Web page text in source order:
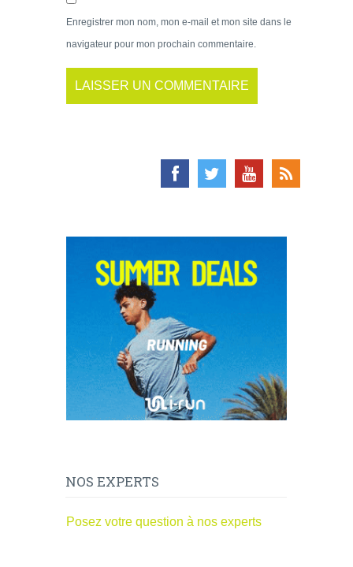
Enregistrer mon nom, mon e-mail et mon site dans le
navigateur pour mon prochain commentaire.
NOS EXPERTS
Posez votre question à nos experts